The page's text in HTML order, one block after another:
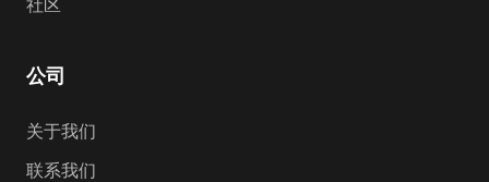
社区
公司
关于我们
联系我们